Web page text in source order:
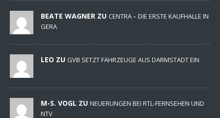
BEATE WAGNER ZU CENTRA – DIE ERSTE KAUFHALLE IN
GERA
LEO ZU GVB SETZT FAHRZEUGE AUS DARMSTADT EIN
M-S. VOGL ZU NEUERUNGEN BEI RTL-FERNSEHEN UND
NTV